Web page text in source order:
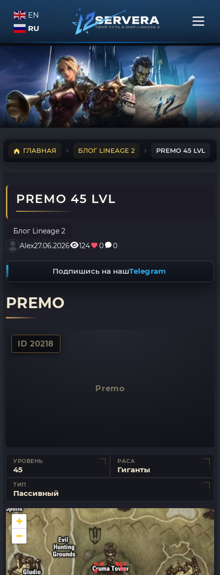
EN
RU
ГЛАВНАЯ БЛОГ LINEAGE 2 PREMO 45 LVL
PREMO 45 LVL
Блог Lineage 2
Alex27.06.2026 124 0 0
Подпишись на нашTelegram
PREMO
ID 20218
Premo
УРОВЕНЬ
45
РАСА
Гиганты
ТИП
Пассивный
+
−